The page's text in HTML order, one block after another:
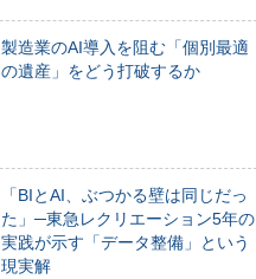
製造業のAI導入を阻む「個別最適
の遺産」をどう打破するか
「BIとAI、ぶつかる壁は同じだっ
た」─東急レクリエーション5年の
実践が示す「データ整備」という
現実解